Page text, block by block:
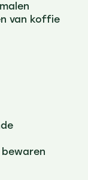
van koffie